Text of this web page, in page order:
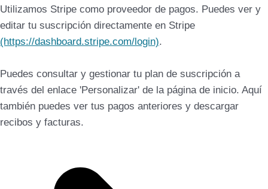
Utilizamos Stripe como proveedor de pagos. Puedes ver y
editar tu suscripción directamente en Stripe
(https://dashboard.stripe.com/login).
Puedes consultar y gestionar tu plan de suscripción a
través del enlace 'Personalizar' de la página de inicio. Aquí
también puedes ver tus pagos anteriores y descargar
recibos y facturas.